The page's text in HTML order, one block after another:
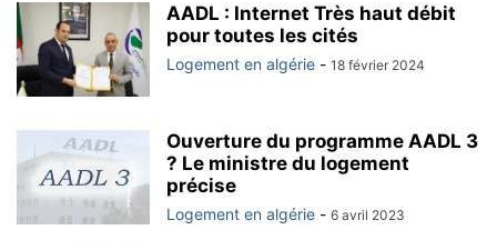
AADL : Internet Très haut débit
pour toutes les cités
Logement en algérie - 18 février 2024
Ouverture du programme AADL 3
? Le ministre du logement
précise
Logement en algérie - 6 avril 2023